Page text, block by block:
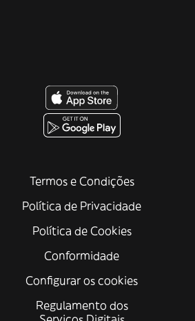
Termos e Condições
Política de Privacidade
Política de Cookies
Conformidade
Configurar os cookies
Regulamento dos